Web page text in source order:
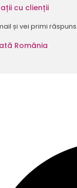
cu clienții
și vei primi
România